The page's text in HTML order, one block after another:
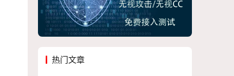
热门文章